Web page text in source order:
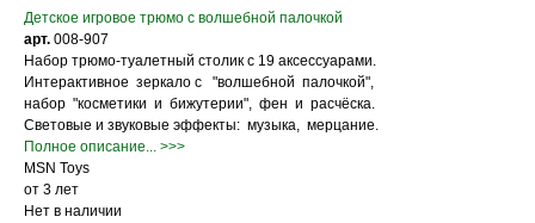
Детское игровое трюмо с волшебной палочкой
арт. 008-907
Набор трюмо-туалетный столик с 19 аксессуарами.
Интерактивное зеркало с "волшебной палочкой",
набор "косметики и бижутерии", фен и расчёска.
Световые и звуковые эффекты: музыка, мерцание.
Полное описание... >>>
MSN Toys
от 3 лет
Нет в наличии